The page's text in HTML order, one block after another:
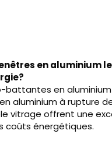
en aluminium
battantes en
aluminium à rupture
vitrage offrent une
coûts énergétiques.